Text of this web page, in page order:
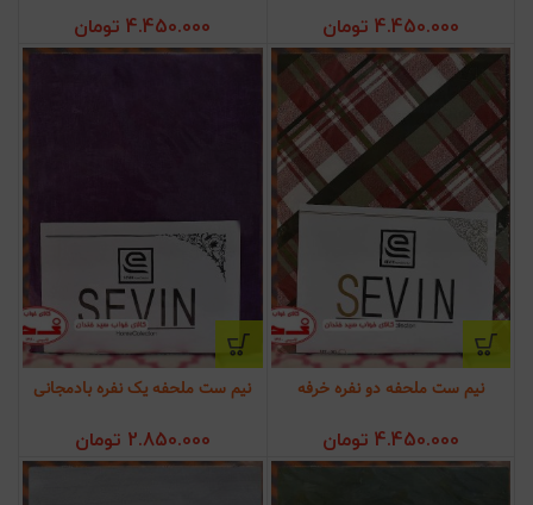
4.450.000 تومان
4.450.000 تومان
نیم ست ملحفه دو نفره خرفه
4.450.000 تومان
نیم ست ملحفه یک نفره بادمجانی
2.850.000 تومان